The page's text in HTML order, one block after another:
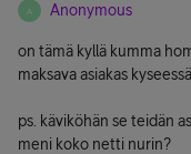
A Anonymous
on tämä kyllä kumma
maksava asiakas
ps. käviköhän se teidän
meni koko netti nurin?